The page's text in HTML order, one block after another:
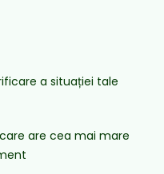
a situației tale
are cea mai mare